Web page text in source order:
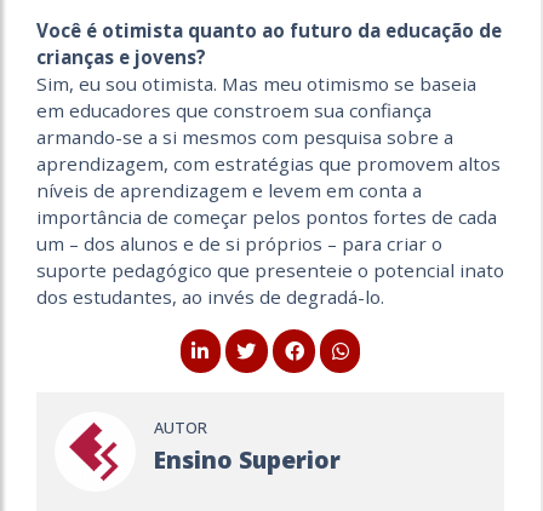
Você é otimista quanto ao futuro da educação de
crianças e jovens?
Sim, eu sou otimista. Mas meu otimismo se baseia
em educadores que constroem sua confiança
armando-se a si mesmos com pesquisa sobre a
aprendizagem, com estratégias que promovem altos
níveis de aprendizagem e levem em conta a
importância de começar pelos pontos fortes de cada
um – dos alunos e de si próprios – para criar o
suporte pedagógico que presenteie o potencial inato
dos estudantes, ao invés de degradá-lo.
AUTOR
Ensino Superior